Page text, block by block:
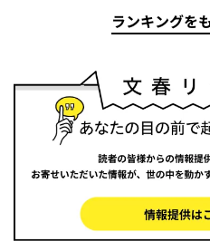
ランキングを